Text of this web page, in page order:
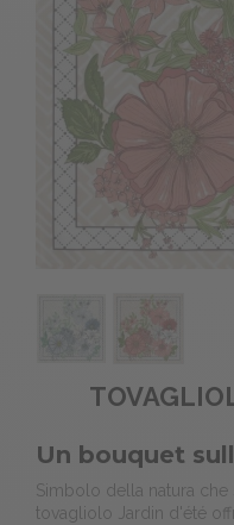
Un bouquet
Simbolo della natura che
tovagliolo Jardin d'été